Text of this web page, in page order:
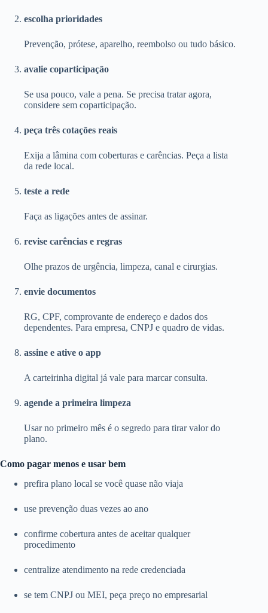
escolha prioridades
Prevenção, prótese, aparelho, reembolso ou tudo básico.
avalie coparticipação
Se usa pouco, vale a pena. Se precisa tratar agora,
considere sem coparticipação.
peça três cotações reais
Exija a lâmina com coberturas e carências. Peça a lista
da rede local.
teste a rede
Faça as ligações antes de assinar.
revise carências e regras
Olhe prazos de urgência, limpeza, canal e cirurgias.
envie documentos
RG, CPF, comprovante de endereço e dados dos
dependentes. Para empresa, CNPJ e quadro de vidas.
assine e ative o app
A carteirinha digital já vale para marcar consulta.
agende a primeira limpeza
Usar no primeiro mês é o segredo para tirar valor do
plano.
Como pagar menos e usar bem
prefira plano local se você quase não viaja
use prevenção duas vezes ao ano
confirme cobertura antes de aceitar qualquer
procedimento
centralize atendimento na rede credenciada
se tem CNPJ ou MEI, peça preço no empresarial